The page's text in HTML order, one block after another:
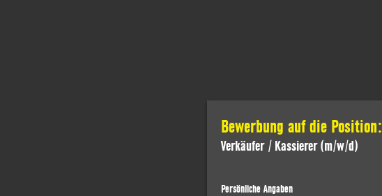
Bewerbung auf die Position:
Verkäufer / Kassierer (m/w/d)
Persönliche Angaben